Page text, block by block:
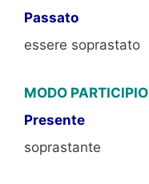
Passato
essere soprastato
MODO PARTICIPIO
Presente
soprastante